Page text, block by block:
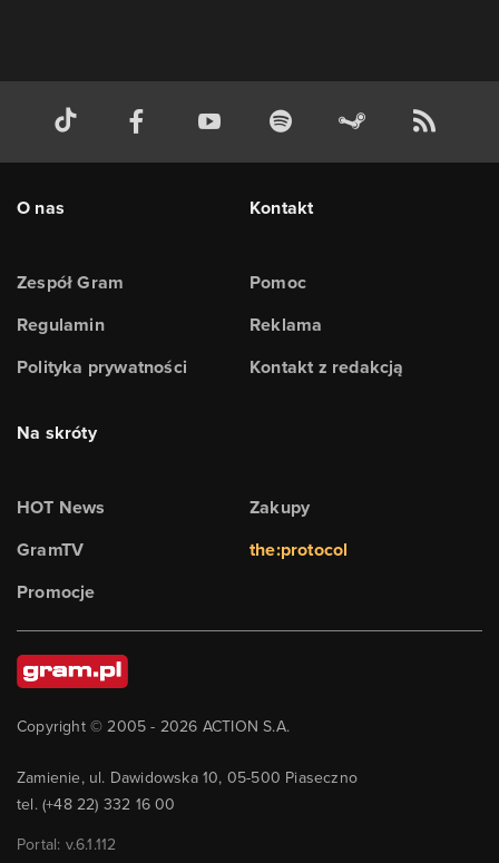
O nas
Zespół Gram
Regulamin
Polityka prywatności
Kontakt
Pomoc
Reklama
Kontakt z redakcją
Na skróty
HOT News
GramTV
Promocje
Zakupy
the:protocol
Copyright © 2005 - 2026 ACTION S.A.
Zamienie, ul. Dawidowska 10, 05-500 Piaseczno
tel. (+48 22) 332 16 00
Portal: v.6.1.112